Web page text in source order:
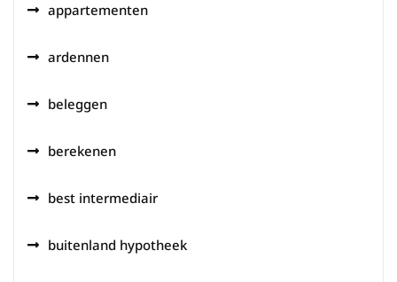
appartementen
ardennen
beleggen
berekenen
best intermediair
buitenland hypotheek